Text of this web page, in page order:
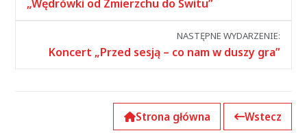
„Wędrówki od Zmierzchu do Świtu”
NASTĘPNE WYDARZENIE:
Koncert „Przed sesją – co nam w duszy gra”
Strona główna Wstecz